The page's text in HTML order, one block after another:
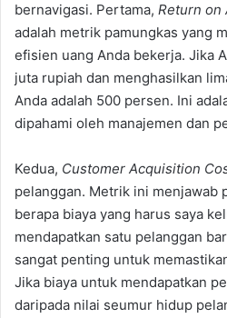
bernavigasi. Pertama, Return on
adalah metrik pamungkas yang
efisien uang Anda bekerja. Jika
juta rupiah dan menghasilkan
Anda adalah 500 persen. Ini
dipahami oleh manajemen dan
Kedua, Customer Acquisition
pelanggan. Metrik ini menjawab
berapa biaya yang harus saya
mendapatkan satu pelanggan
sangat penting untuk
Jika biaya untuk mendapatkan
daripada nilai seumur hidup